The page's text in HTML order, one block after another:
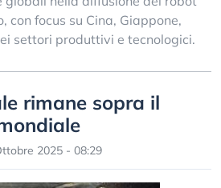
con focus su Cina, Giappone,
settori produttivi e tecnologici.
rimane sopra il
2025 - 08:29